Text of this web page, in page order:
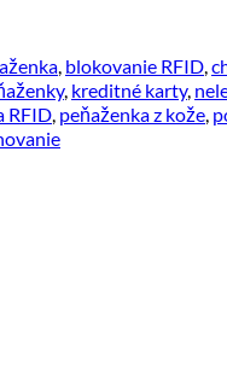
, blokovanie RFID,
, kreditné karty,
RFID, peňaženka z kože,